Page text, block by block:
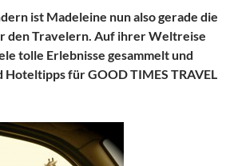
ist Madeleine nun also gerade die
den Travelern. Auf ihrer Weltreise
tolle Erlebnisse gesammelt und
Hoteltipps für GOOD TIMES TRAVEL